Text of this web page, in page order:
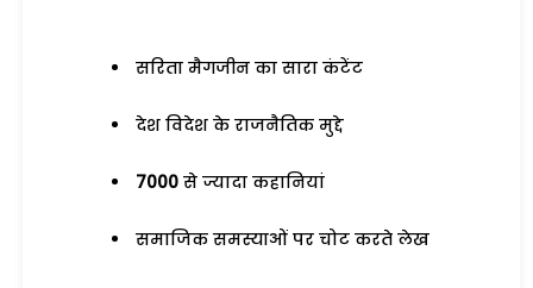
सरिता मैगजीन का सारा कंटेंट
देश विदेश के राजनैतिक मुद्दे
7000 से ज्यादा कहानियां
समाजिक समस्याओं पर चोट करते लेख